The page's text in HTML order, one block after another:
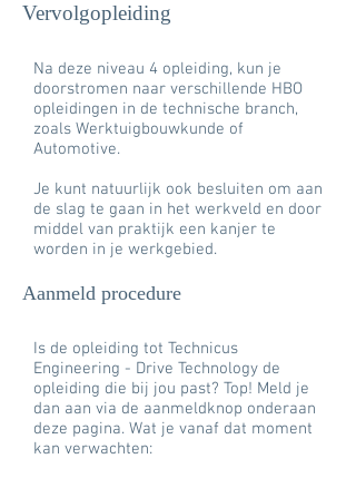
Vervolgopleiding
Na deze niveau 4 opleiding, kun je
doorstromen naar verschillende HBO
opleidingen in de technische branch,
zoals Werktuigbouwkunde of
Automotive.
Je kunt natuurlijk ook besluiten om aan
de slag te gaan in het werkveld en door
middel van praktijk een kanjer te
worden in je werkgebied.
Aanmeld procedure
Is de opleiding tot Technicus
Engineering - Drive Technology de
opleiding die bij jou past? Top! Meld je
dan aan via de aanmeldknop onderaan
deze pagina. Wat je vanaf dat moment
kan verwachten: